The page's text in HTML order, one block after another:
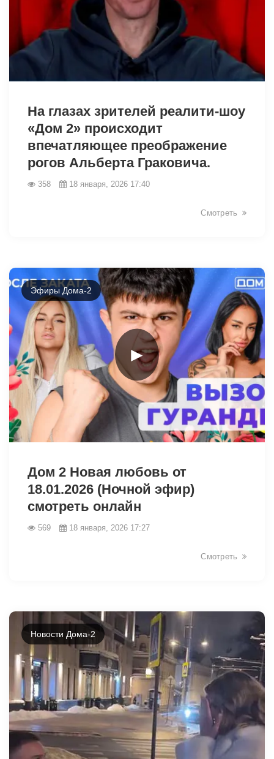
На глазах зрителей реалити-шоу
«Дом 2» происходит
впечатляющее преображение
рогов Альберта Граковича.
358 18 января, 2026 17:40
Смотреть
►
Эфиры Дома-2
Дом 2 Новая любовь от
18.01.2026 (Ночной эфир)
смотреть онлайн
569 18 января, 2026 17:27
Смотреть
Новости Дома-2